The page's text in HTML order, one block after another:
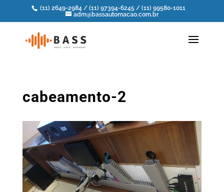
(11) 2649-2984/(11) 97394-6245/(11) 99580-1011
adm@bassautomacao.com.br
cabeamento-2